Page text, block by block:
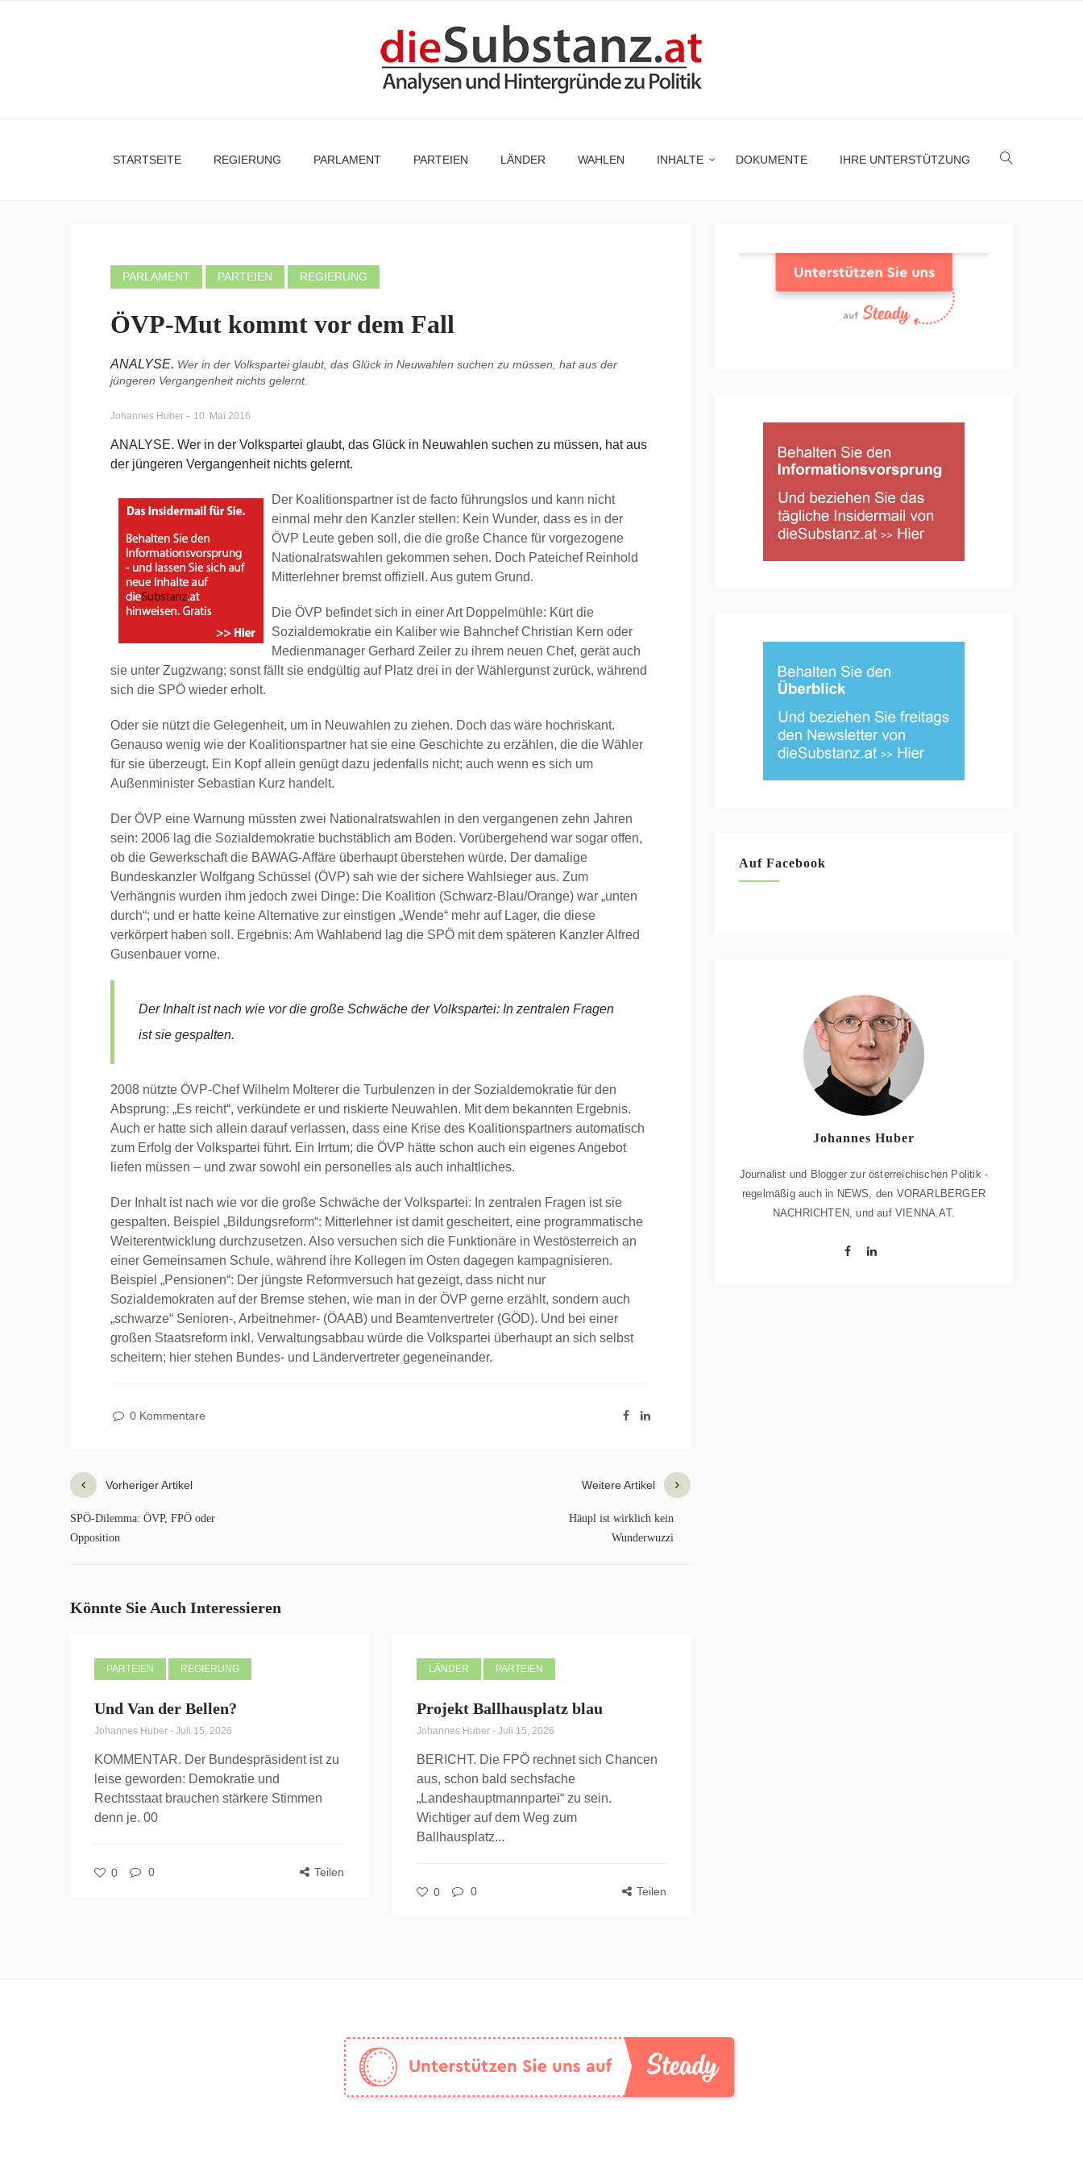
STARTSEITE REGIERUNG PARLAMENT PARTEIEN LÄNDER WAHLEN INHALTE DOKUMENTE IHRE UNTERSTÜTZUNG
PARLAMENT PARTEIEN REGIERUNG
ÖVP-Mut kommt vor dem Fall
ANALYSE. Wer in der Volkspartei glaubt, das Glück in Neuwahlen suchen zu müssen, hat aus der
jüngeren Vergangenheit nichts gelernt.
Johannes Huber - 10. Mai 2016
ANALYSE. Wer in der Volkspartei glaubt, das Glück in Neuwahlen suchen zu müssen, hat aus
der jüngeren Vergangenheit nichts gelernt.
Der Koalitionspartner ist de facto führungslos und kann nicht
einmal mehr den Kanzler stellen: Kein Wunder, dass es in der
ÖVP Leute geben soll, die die große Chance für vorgezogene
Nationalratswahlen gekommen sehen. Doch Pateichef Reinhold
Mitterlehner bremst offiziell. Aus gutem Grund.
Die ÖVP befindet sich in einer Art Doppelmühle: Kürt die
Sozialdemokratie ein Kaliber wie Bahnchef Christian Kern oder
Medienmanager Gerhard Zeiler zu ihrem neuen Chef, gerät auch
sie unter Zugzwang; sonst fällt sie endgültig auf Platz drei in der Wählergunst zurück, während
sich die SPÖ wieder erholt.
Oder sie nützt die Gelegenheit, um in Neuwahlen zu ziehen. Doch das wäre hochriskant.
Genauso wenig wie der Koalitionspartner hat sie eine Geschichte zu erzählen, die die Wähler
für sie überzeugt. Ein Kopf allein genügt dazu jedenfalls nicht; auch wenn es sich um
Außenminister Sebastian Kurz handelt.
Der ÖVP eine Warnung müssten zwei Nationalratswahlen in den vergangenen zehn Jahren
sein: 2006 lag die Sozialdemokratie buchstäblich am Boden. Vorübergehend war sogar offen,
ob die Gewerkschaft die BAWAG-Affäre überhaupt überstehen würde. Der damalige
Bundeskanzler Wolfgang Schüssel (ÖVP) sah wie der sichere Wahlsieger aus. Zum
Verhängnis wurden ihm jedoch zwei Dinge: Die Koalition (Schwarz-Blau/Orange) war „unten
durch“; und er hatte keine Alternative zur einstigen „Wende“ mehr auf Lager, die diese
verkörpert haben soll. Ergebnis: Am Wahlabend lag die SPÖ mit dem späteren Kanzler Alfred
Gusenbauer vorne.
Der Inhalt ist nach wie vor die große Schwäche der Volkspartei: In zentralen Fragen
ist sie gespalten.
2008 nützte ÖVP-Chef Wilhelm Molterer die Turbulenzen in der Sozialdemokratie für den
Absprung: „Es reicht“, verkündete er und riskierte Neuwahlen. Mit dem bekannten Ergebnis.
Auch er hatte sich allein darauf verlassen, dass eine Krise des Koalitionspartners automatisch
zum Erfolg der Volkspartei führt. Ein Irrtum; die ÖVP hätte schon auch ein eigenes Angebot
liefen müssen – und zwar sowohl ein personelles als auch inhaltliches.
Der Inhalt ist nach wie vor die große Schwäche der Volkspartei: In zentralen Fragen ist sie
gespalten. Beispiel „Bildungsreform“: Mitterlehner ist damit gescheitert, eine programmatische
Weiterentwicklung durchzusetzen. Also versuchen sich die Funktionäre in Westösterreich an
einer Gemeinsamen Schule, während ihre Kollegen im Osten dagegen kampagnisieren.
Beispiel „Pensionen“: Der jüngste Reformversuch hat gezeigt, dass nicht nur
Sozialdemokraten auf der Bremse stehen, wie man in der ÖVP gerne erzählt, sondern auch
„schwarze“ Senioren-, Arbeitnehmer- (ÖAAB) und Beamtenvertreter (GÖD). Und bei einer
großen Staatsreform inkl. Verwaltungsabbau würde die Volkspartei überhaupt an sich selbst
scheitern; hier stehen Bundes- und Ländervertreter gegeneinander.
0 Kommentare
Vorheriger Artikel
SPÖ-Dilemma: ÖVP, FPÖ oder
Opposition
Weitere Artikel
Häupl ist wirklich kein
Wunderwuzzi
Könnte Sie Auch Interessieren
PARTEIEN REGIERUNG
Und Van der Bellen?
Johannes Huber - Juli 15, 2026
KOMMENTAR. Der Bundespräsident ist zu
leise geworden: Demokratie und
Rechtsstaat brauchen stärkere Stimmen
denn je. 00
0 0 Teilen
LÄNDER PARTEIEN
Projekt Ballhausplatz blau
Johannes Huber - Juli 15, 2026
BERICHT. Die FPÖ rechnet sich Chancen
aus, schon bald sechsfache
„Landeshauptmannpartei“ zu sein.
Wichtiger auf dem Weg zum
Ballhausplatz...
0 0 Teilen
Auf Facebook
Johannes Huber
Journalist und Blogger zur österreichischen Politik -
regelmäßig auch in NEWS, den VORARLBERGER
NACHRICHTEN, und auf VIENNA.AT.